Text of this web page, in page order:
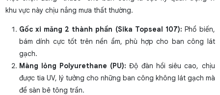
khu vực này chịu nắng mưa thất thường.
Gốc xi măng 2 thành phần (Sika Topseal 107): Phổ biến,
bám dính cực tốt trên nền ẩm, phù hợp cho ban công lát
gạch.
Màng lỏng Polyurethane (PU): Độ đàn hồi siêu cao, chịu
được tia UV, lý tưởng cho những ban công không lát gạch mà
để sàn bê tông trần.